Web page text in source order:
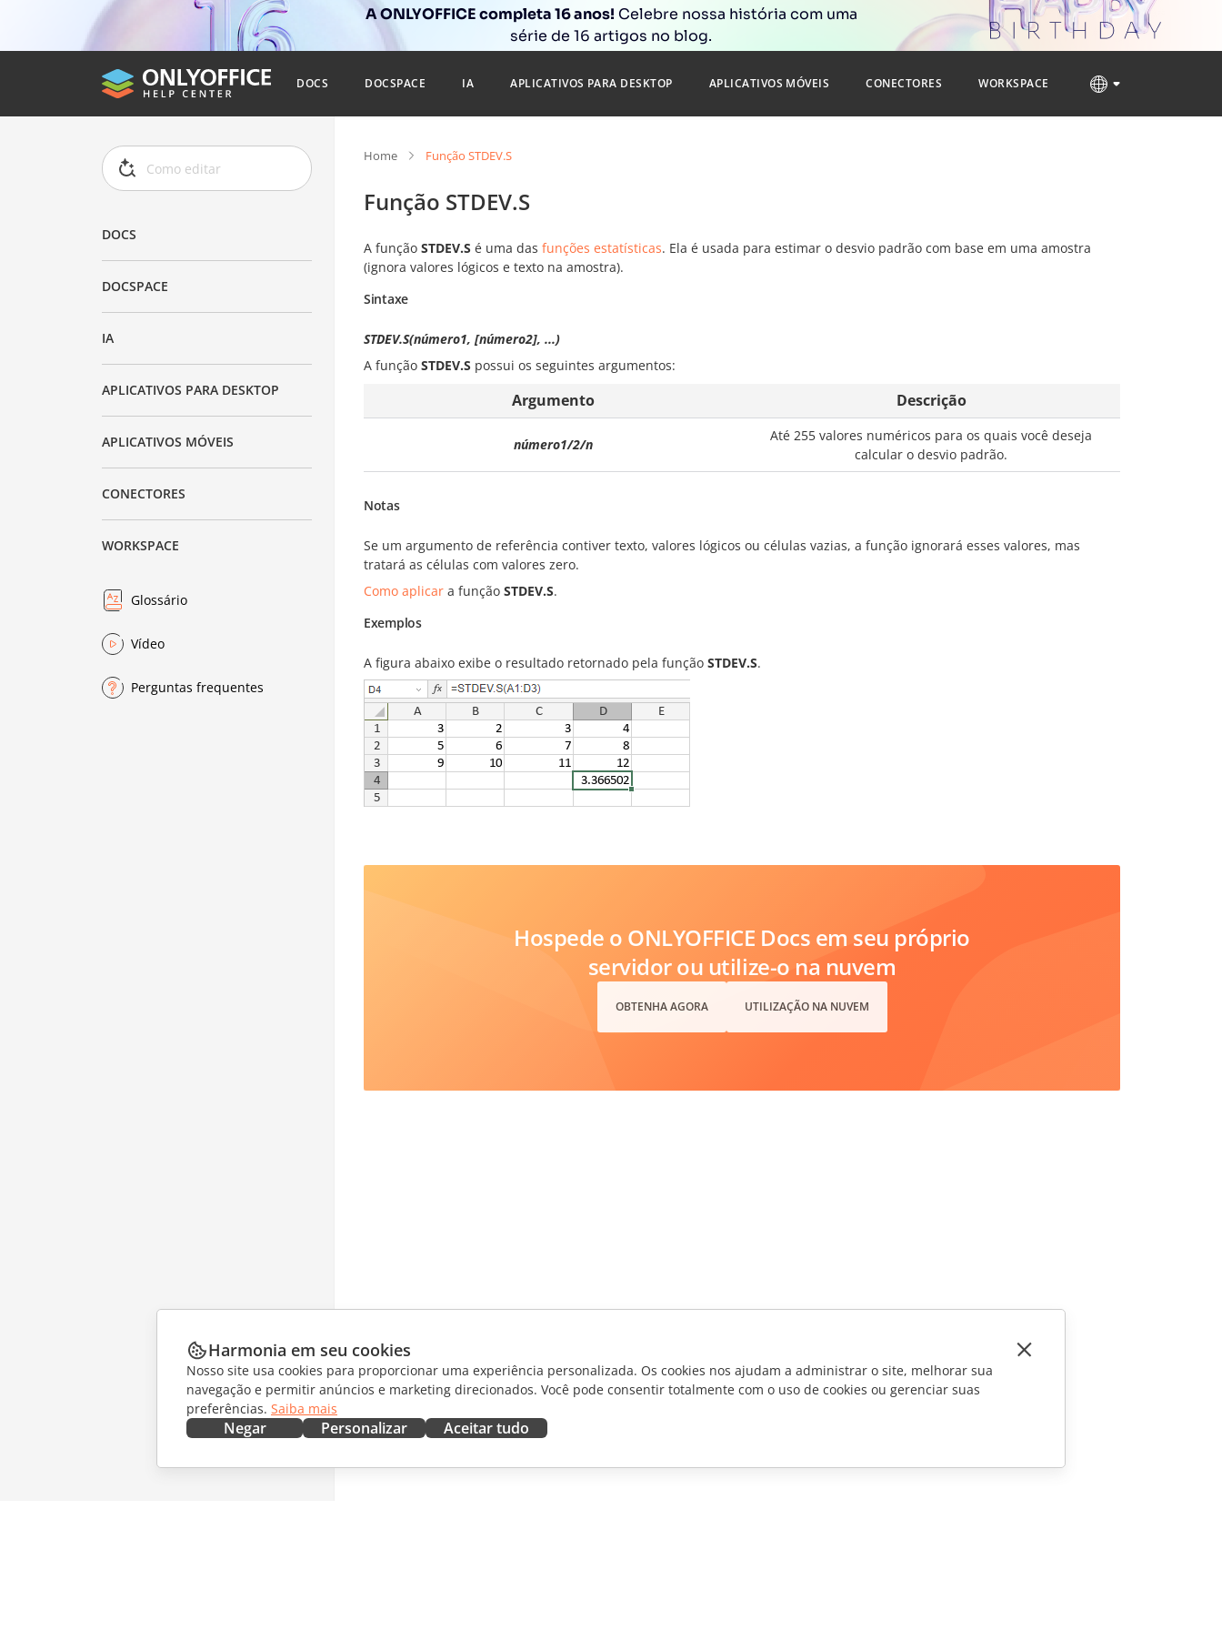
A ONLYOFFICE completa 16 anos! Celebre nossa história com uma
série de 16 artigos no blog.
DOCS DOCSPACE IA APLICATIVOS PARA DESKTOP APLICATIVOS MÓVEIS CONECTORES WORKSPACE
DOCS
DOCSPACE
IA
APLICATIVOS PARA DESKTOP
APLICATIVOS MÓVEIS
CONECTORES
WORKSPACE
Glossário
Vídeo
Perguntas frequentes
Home Função STDEV.S
Função STDEV.S
A função STDEV.S é uma das funções estatísticas. Ela é usada para estimar o desvio padrão com base em uma amostra
(ignora valores lógicos e texto na amostra).
Sintaxe
STDEV.S(número1, [número2], ...)
A função STDEV.S possui os seguintes argumentos:
Argumento Descrição
número1/2/n
Até 255 valores numéricos para os quais você deseja
calcular o desvio padrão.
Notas
Se um argumento de referência contiver texto, valores lógicos ou células vazias, a função ignorará esses valores, mas
tratará as células com valores zero.
Como aplicar a função STDEV.S.
Exemplos
A figura abaixo exibe o resultado retornado pela função STDEV.S.
Hospede o ONLYOFFICE Docs em seu próprio
servidor ou utilize-o na nuvem
OBTENHA AGORA UTILIZAÇÃO NA NUVEM
Harmonia em seu cookies
Nosso site usa cookies para proporcionar uma experiência personalizada. Os cookies nos ajudam a administrar o site, melhorar sua
navegação e permitir anúncios e marketing direcionados. Você pode consentir totalmente com o uso de cookies ou gerenciar suas
preferências. Saiba mais
Negar Personalizar Aceitar tudo